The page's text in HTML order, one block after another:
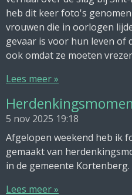
heb dit keer foto's
vrouwen die in oorlogen
gevaar is voor hun leven of
ook omdat ze moeten
Lees meer »
5 nov 2025 19:18
Afgelopen weekend heb ik
gemaakt van
in de gemeente Kortenberg.
Lees meer »